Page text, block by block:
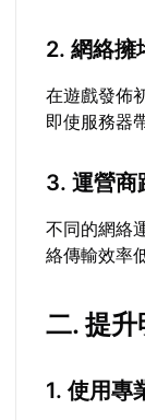
2. 網絡擁
在遊戲發佈
即使服務器
3. 運營商
不同的網絡
絡傳輸效率
二. 提
1. 使用專